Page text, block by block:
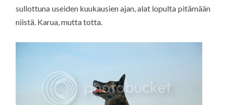
sullottuna useiden kuukausien ajan, alat lopulta pitämään
niistä. Karua, mutta totta.